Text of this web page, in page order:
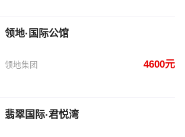
领地·国际公馆
领地集团 4600元
翡翠国际·君悦湾